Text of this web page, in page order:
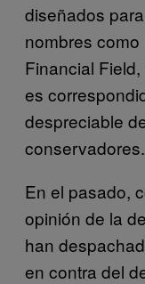
diseñados
nombres como
Financial
es
despreciable
conservadores.
En el pasado,
opinión de la
han
en contra del